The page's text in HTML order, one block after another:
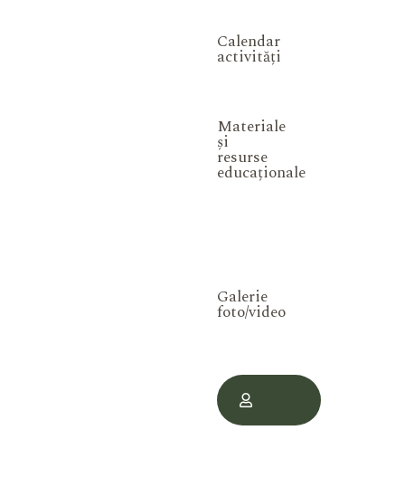
Calendar
activități
Materiale
și
resurse
educaționale
Galerie
foto/video